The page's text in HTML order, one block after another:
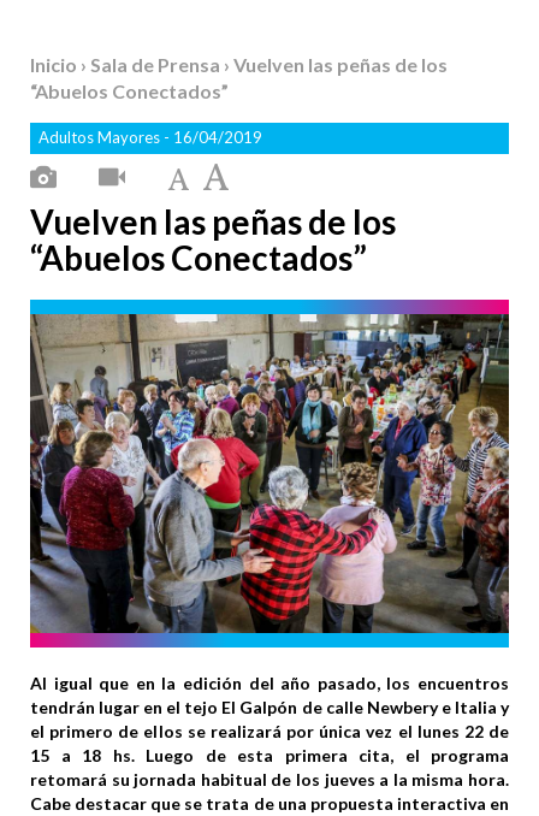
Inicio › Sala de Prensa › Vuelven las peñas de los
“Abuelos Conectados”
Adultos Mayores - 16/04/2019
Vuelven las peñas de los
“Abuelos Conectados”
Al igual que en la edición del año pasado, los encuentros
tendrán lugar en el tejo El Galpón de calle Newbery e Italia y
el primero de ellos se realizará por única vez el lunes 22 de
15 a 18 hs. Luego de esta primera cita, el programa
retomará su jornada habitual de los jueves a la misma hora.
Cabe destacar que se trata de una propuesta interactiva en